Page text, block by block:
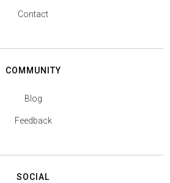
Contact
COMMUNITY
Blog
Feedback
SOCIAL